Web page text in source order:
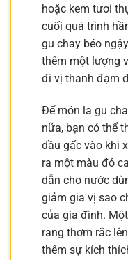
hoặc kem tươi
cuối quá trình
gu chay béo
thêm một lượng
đi vị thanh đạm
Để món la gu
nữa, bạn có thể
dầu gấc vào khi
ra một màu đỏ
dẫn cho nước
giảm gia vị sao
của gia đình.
rang thơm rắc
thêm sự kích